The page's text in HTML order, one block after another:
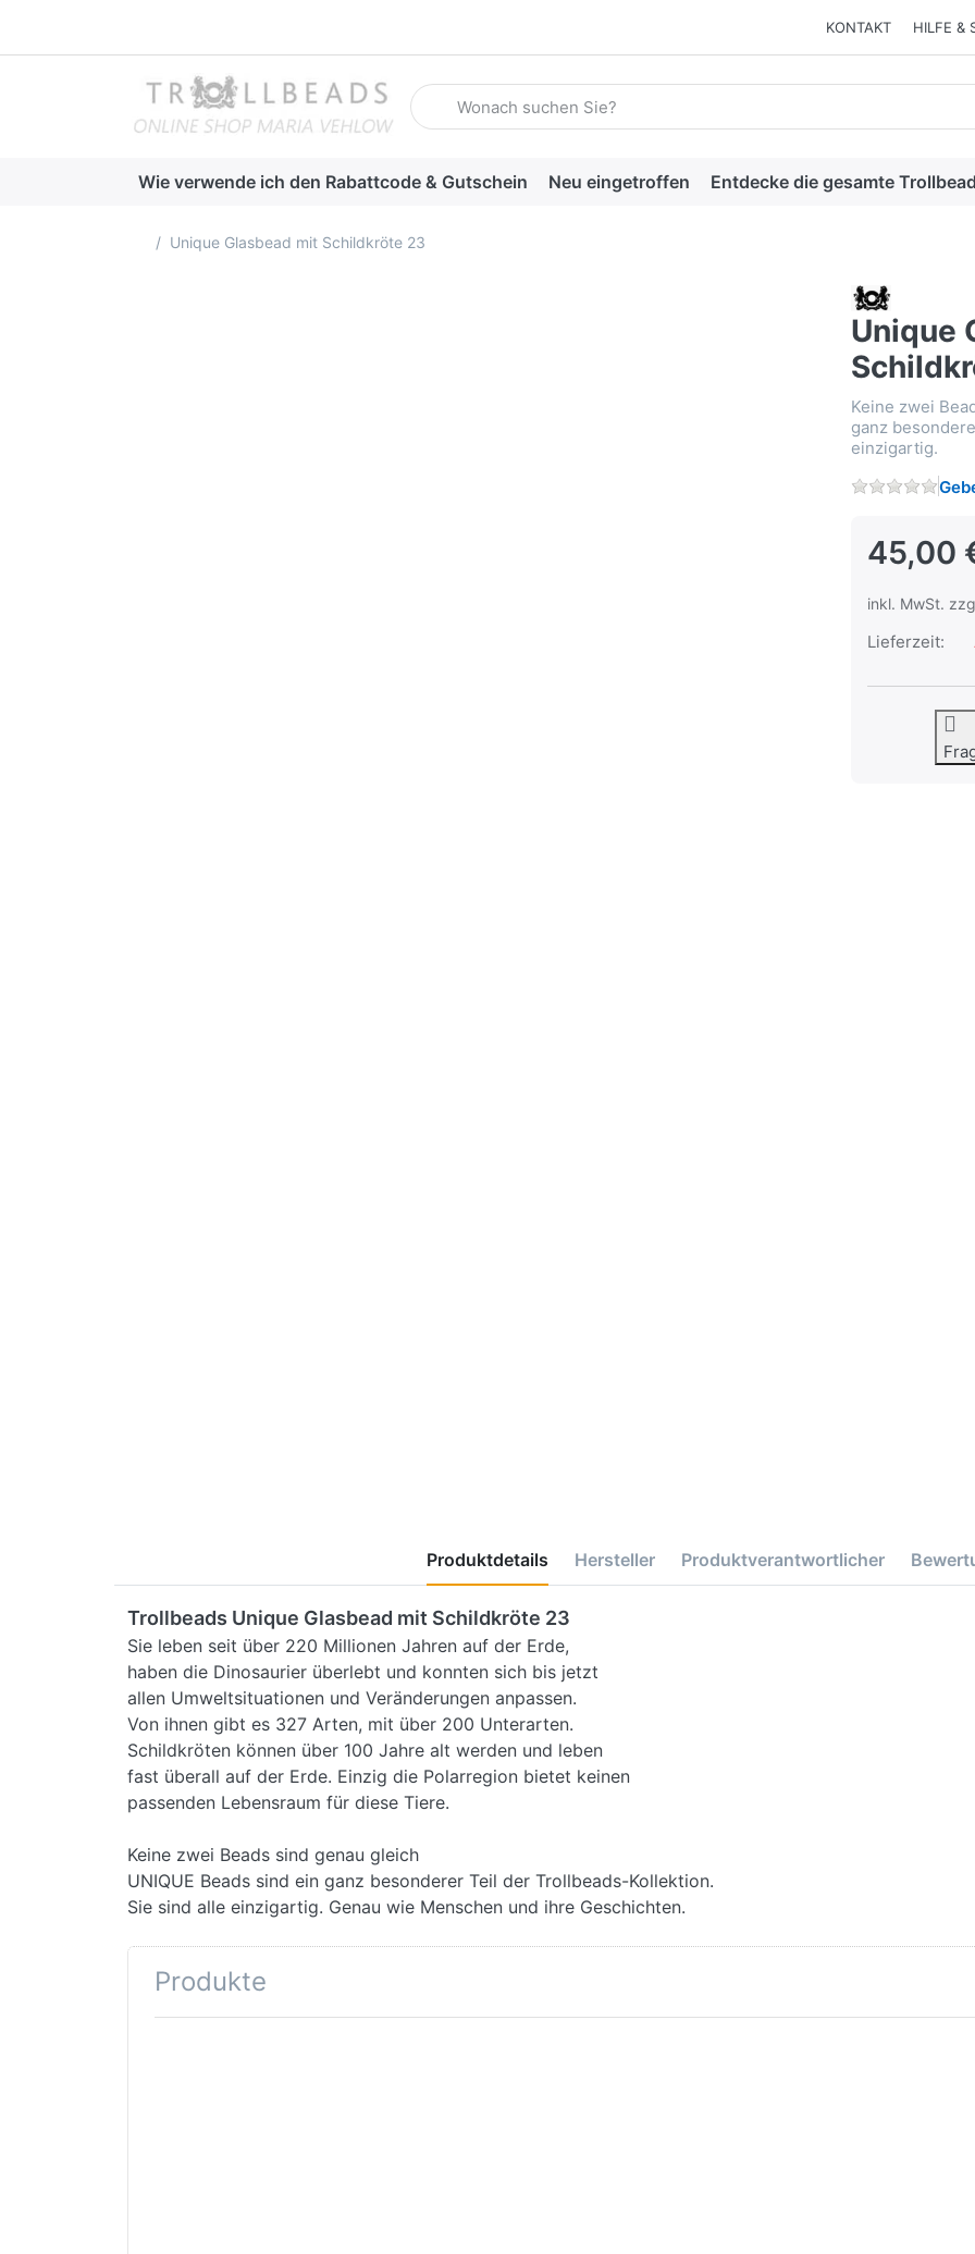
KONTAKT HILFE &
Geben Sie einen Suchbegriff ein. Während Sie tippen, erscheinen
Wie verwende ich den Rabattcode & Gutschein Neu eingetroffen Entdecke die gesamte
Startseite
Unique Glasbead mit Schildkröte 23
Unique
Keine zwei
ganz
einzigartig.
45,00
inkl. MwSt.
Lieferzeit:
Produktdetails Hersteller Produktverantwortlicher
Trollbeads Unique Glasbead mit Schildkröte 23
Sie leben seit über 220 Millionen Jahren auf der Erde,
haben die Dinosaurier überlebt und konnten sich bis jetzt
allen Umweltsituationen und Veränderungen anpassen.
Von ihnen gibt es 327 Arten, mit über 200 Unterarten.
Schildkröten können über 100 Jahre alt werden und leben
fast überall auf der Erde. Einzig die Polarregion bietet keinen
passenden Lebensraum für diese Tiere.
Keine zwei Beads sind genau gleich
UNIQUE Beads sind ein ganz besonderer Teil der Trollbeads-Kollektion.
Sie sind alle einzigartig. Genau wie Menschen und ihre Geschichten.
Produkte